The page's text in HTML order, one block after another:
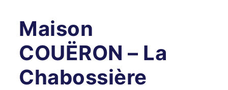
Maison
COUËRON – La
Chabossière